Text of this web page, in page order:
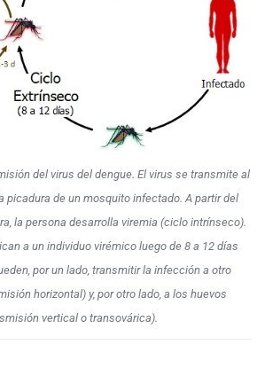
del virus del dengue. El virus se transmite al
picadura de un mosquito infectado. A partir del
la persona desarrolla viremia (ciclo intrínseco).
a un individuo virémico luego de 8 a 12 días
por un lado, transmitir la infección a otro
horizontal) y, por otro lado, a los huevos
vertical o transovárica).